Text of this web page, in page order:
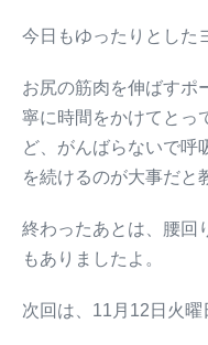
今日もゆったりとした
お尻の筋肉を伸ばすポ
寧に時間をかけてとっ
ど、がんばらないで呼
を続けるのが大事だと
終わったあとは、腰回
もありましたよ。
次回は、11月12日火曜